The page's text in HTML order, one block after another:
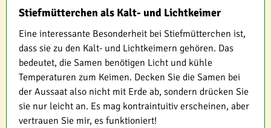
Stiefmütterchen als Kalt- und Lichtkeimer
Eine interessante Besonderheit bei Stiefmütterchen ist,
dass sie zu den Kalt- und Lichtkeimern gehören. Das
bedeutet, die Samen benötigen Licht und kühle
Temperaturen zum Keimen. Decken Sie die Samen bei
der Aussaat also nicht mit Erde ab, sondern drücken Sie
sie nur leicht an. Es mag kontraintuitiv erscheinen, aber
vertrauen Sie mir, es funktioniert!